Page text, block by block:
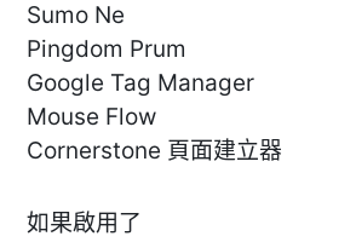
Sumo Ne
Pingdom Prum
Google Tag Manager
Mouse Flow
Cornerstone 頁面建立器
如果啟用了